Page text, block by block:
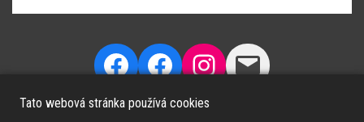
Tato webová stránka používá cookies